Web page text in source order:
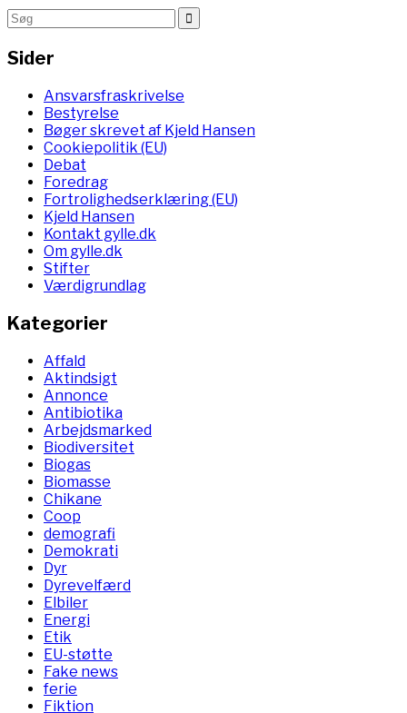
Sider
Ansvarsfraskrivelse
Bestyrelse
Bøger skrevet af Kjeld Hansen
Cookiepolitik (EU)
Debat
Foredrag
Fortrolighedserklæring (EU)
Kjeld Hansen
Kontakt gylle.dk
Om gylle.dk
Stifter
Værdigrundlag
Kategorier
Affald
Aktindsigt
Annonce
Antibiotika
Arbejdsmarked
Biodiversitet
Biogas
Biomasse
Chikane
Coop
demografi
Demokrati
Dyr
Dyrevelfærd
Elbiler
Energi
Etik
EU-støtte
Fake news
ferie
Fiktion